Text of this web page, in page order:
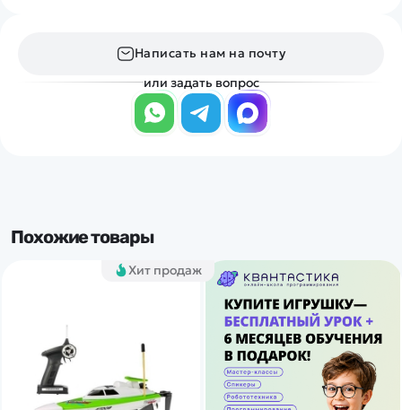
Написать нам на почту
или задать вопрос
Похожие товары
Хит продаж